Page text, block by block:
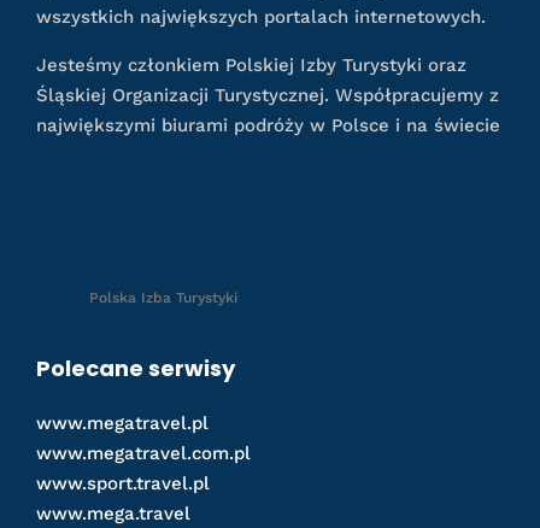
wszystkich największych portalach internetowych.
Jesteśmy członkiem Polskiej Izby Turystyki oraz
Śląskiej Organizacji Turystycznej. Współpracujemy z
największymi biurami podróży w Polsce i na świecie
Polska Izba Turystyki
Polecane serwisy
www.megatravel.pl
www.megatravel.com.pl
www.sport.travel.pl
www.mega.travel